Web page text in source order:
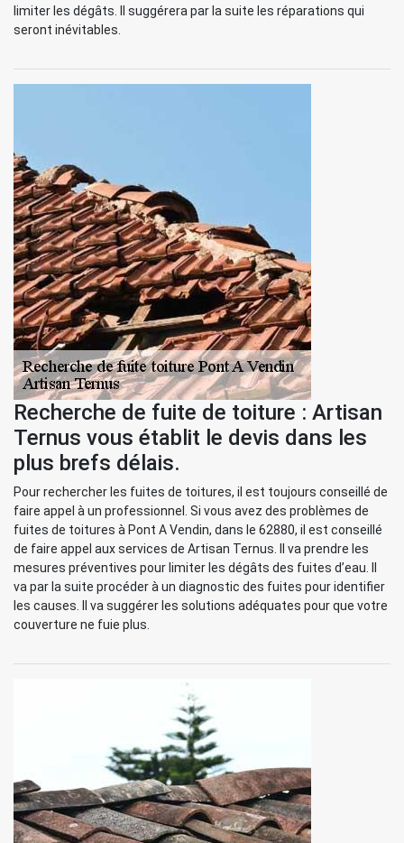
limiter les dégâts. Il suggérera par la suite les réparations qui
seront inévitables.
Recherche de fuite de toiture : Artisan
Ternus vous établit le devis dans les
plus brefs délais.
Pour rechercher les fuites de toitures, il est toujours conseillé de
faire appel à un professionnel. Si vous avez des problèmes de
fuites de toitures à Pont A Vendin, dans le 62880, il est conseillé
de faire appel aux services de Artisan Ternus. Il va prendre les
mesures préventives pour limiter les dégâts des fuites d’eau. Il
va par la suite procéder à un diagnostic des fuites pour identifier
les causes. Il va suggérer les solutions adéquates pour que votre
couverture ne fuie plus.